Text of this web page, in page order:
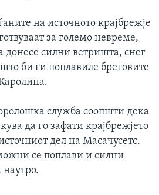
на источното крајбрежје
за големо невреме,
донесе силни ветришта, снег
би ги поплавиле бреговите
служба соопшти дека
да го зафати крајбрежјето
дел на Масачусетс.
се поплави и силни